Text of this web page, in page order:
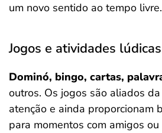
um novo sentido ao tempo livre.
Jogos e atividades lúdicas
Dominó, bingo, cartas,
outros. Os jogos são aliados
atenção e ainda proporcionam
para momentos com amigos